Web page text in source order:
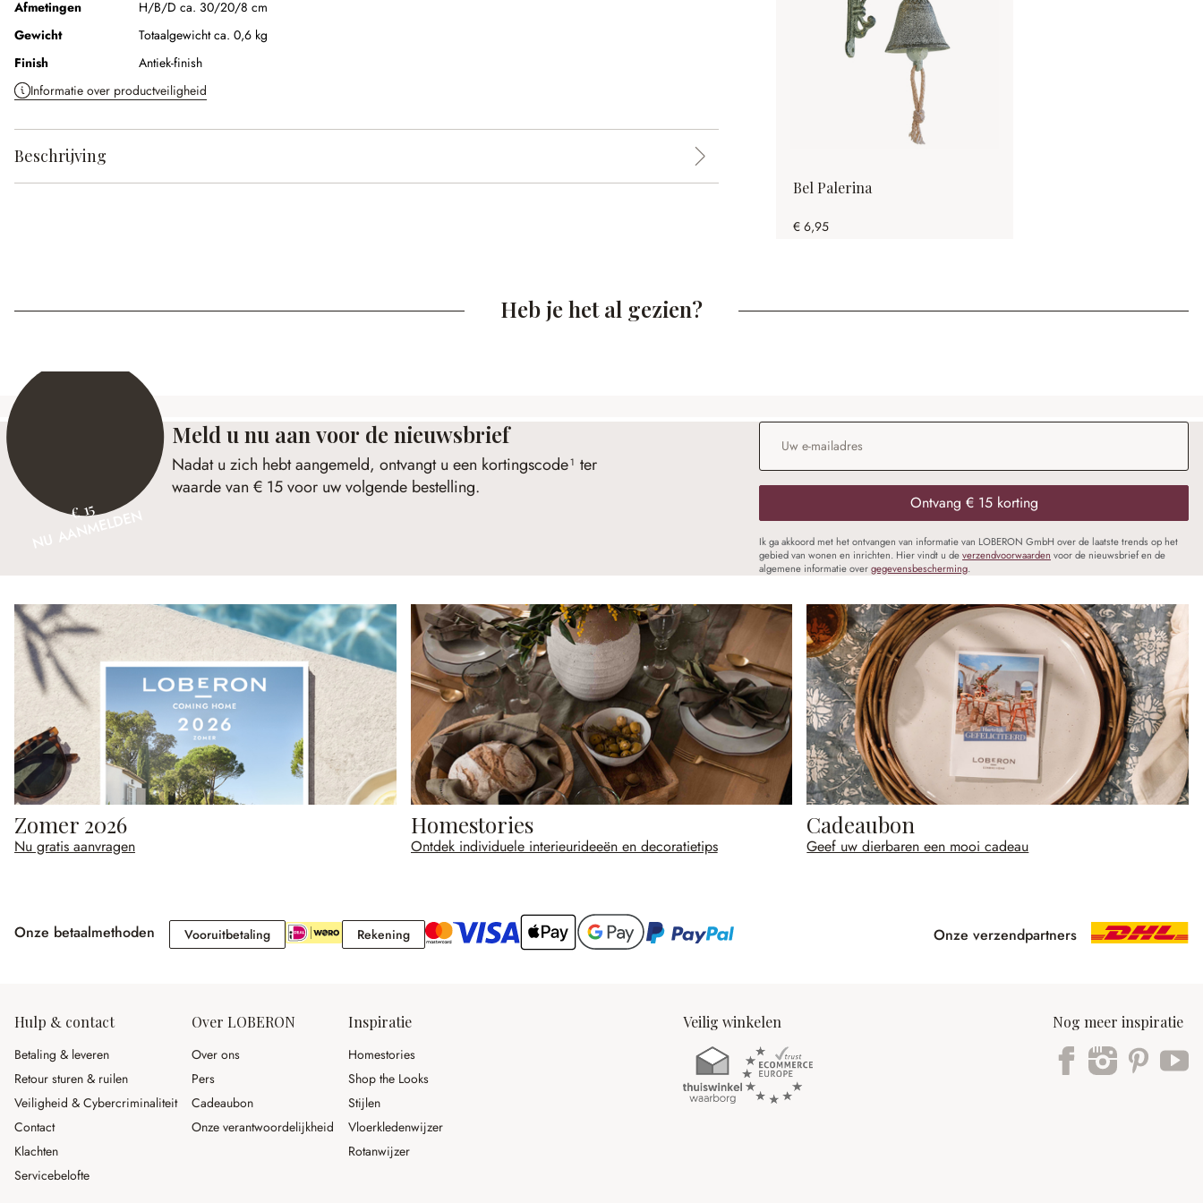
Afmetingen
H/B/D ca. 30/20/8 cm
Gewicht
Totaalgewicht ca. 0,6 kg
Finish
Antiek-finish
Informatie over productveiligheid
Beschrijving
Bel Palerina
€ 6,95
Heb je het al gezien?
€ 15
NU AANMELDEN
Meld u nu aan voor de nieuwsbrief
Nadat u zich hebt aangemeld, ontvangt u een kortingscode¹ ter
waarde van € 15 voor uw volgende bestelling.
E-mailadres
Ontvang € 15 korting
Ik ga akkoord met het ontvangen van informatie van LOBERON GmbH over de laatste trends op het
gebied van wonen en inrichten. Hier vindt u deverzendvoorwaarden voor de nieuwsbrief en de
algemene informatie overgegevensbescherming.
Zomer 2026
Nu gratis aanvragen
Homestories
Ontdek individuele interieurideeën en decoratietips
Cadeaubon
Geef uw dierbaren een mooi cadeau
Onze betaalmethoden VooruitbetalingVooruitbetaling RekeningRekening Onze verzendpartners
Hulp & contact
Betaling & leveren
Retour sturen & ruilen
Veiligheid & Cybercriminaliteit
Contact
Klachten
Servicebelofte
Over LOBERON
Over ons
Pers
Cadeaubon
Onze verantwoordelijkheid
Inspiratie
Homestories
Shop the Looks
Stijlen
Vloerkledenwijzer
Rotanwijzer
Veilig winkelen Nog meer inspiratie